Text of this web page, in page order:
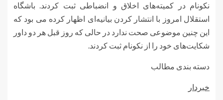
نکونام در کمیته‌های اخلاق و انضباطی ثبت کردند. باشگاه
استقلال امروز با انتشار کردن بیانیه‌ای اظهار کرده می بود که
این چنین موضوعی صحت ندارد در حالی که روز قبل هر دو داور
شکایت‌های خود را از نکونام ثبت کردند.
دسته بندی مطالب
خبردار